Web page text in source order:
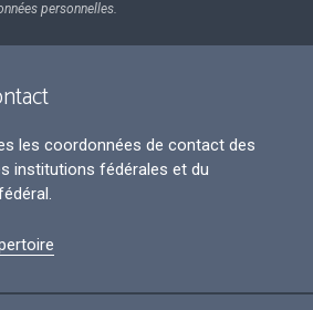
personnelles.
les coordonnées de contact des
institutions fédérales et du